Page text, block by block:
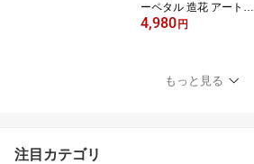
ーペタル 造花 アートフ
ラワー 花びら 結婚式 演
4,980 円
もっと見る
注目カテゴリ